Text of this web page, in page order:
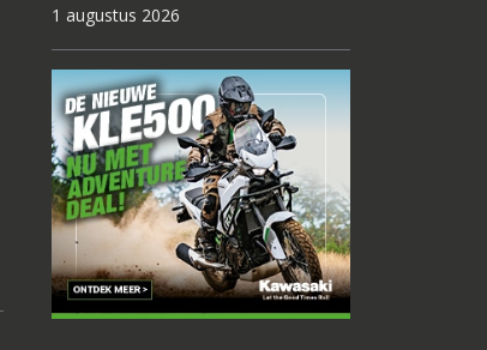
1 augustus 2026